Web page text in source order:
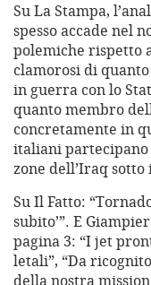
Su La Stampa,
spesso accade nel
polemiche rispetto
clamorosi di
in guerra con lo
quanto membro
concretamente in
italiani partecipano
zone dell’Iraq
Su Il Fatto:
subito’”. E
pagina 3: “I jet
letali”, “Da
della nostra